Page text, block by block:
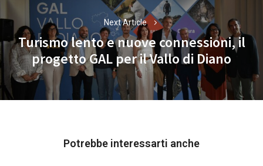
Next Article
Next
post:
Turismo lento e nuove connessioni, il
progetto GAL per il Vallo di Diano
Potrebbe interessarti anche